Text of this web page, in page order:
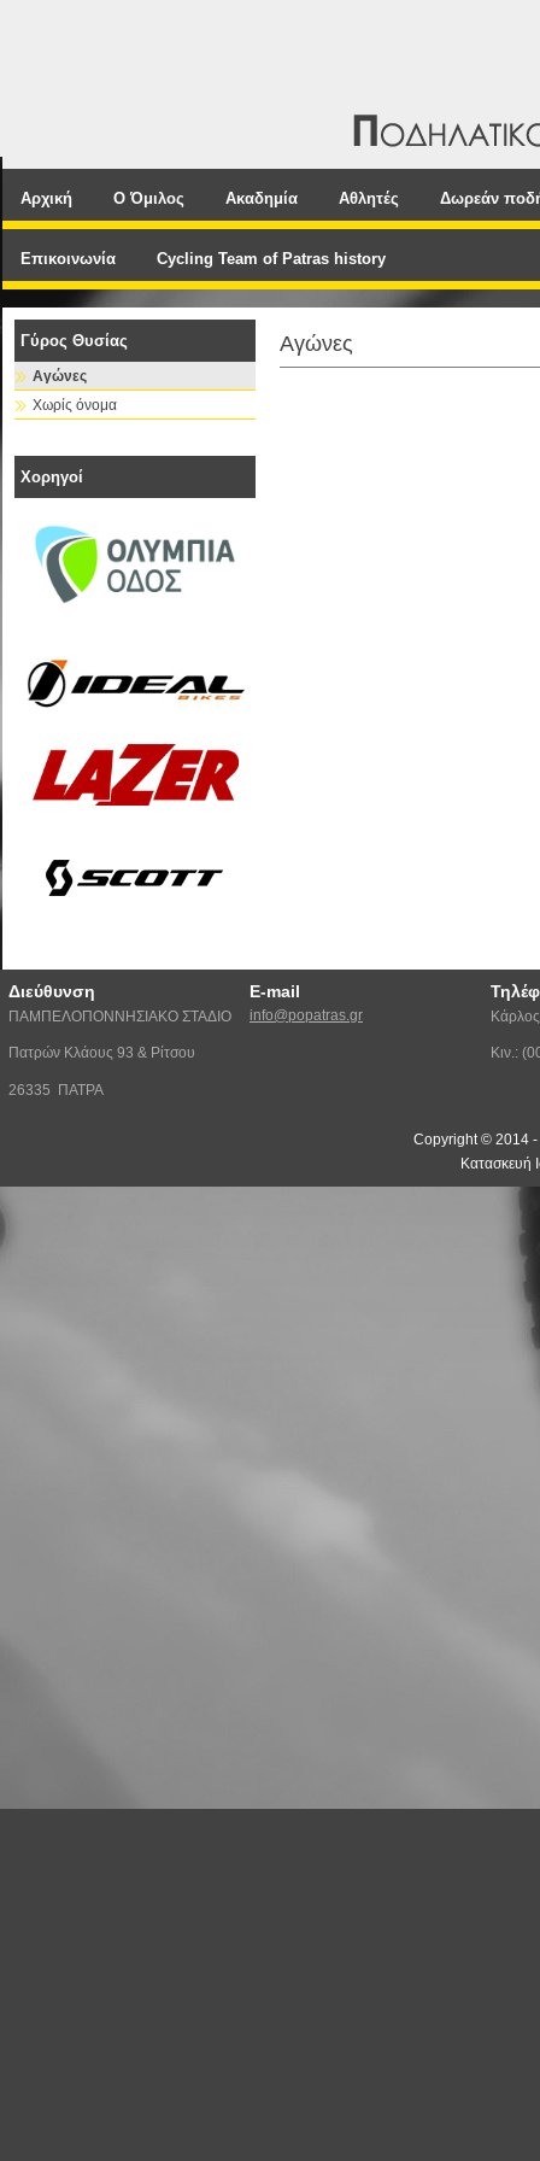
Αρχική Ο Όμιλος Ακαδημία Αθλητές Δωρεάν
Επικοινωνία Cycling Team of Patras history
Γύρος Θυσίας
Αγώνες
Χωρίς όνομα
Χορηγοί
Αγώνες
Διεύθυνση E-mail
ΠΑΜΠΕΛΟΠΟΝΝΗΣΙΑΚΟ ΣΤΑΔΙΟ
Πατρών Κλάους 93 & Ρίτσου
26335 ΠΑΤΡΑ
info@popatras.gr
Κιν.:
Copyright © 2014 -
Κατασκευή